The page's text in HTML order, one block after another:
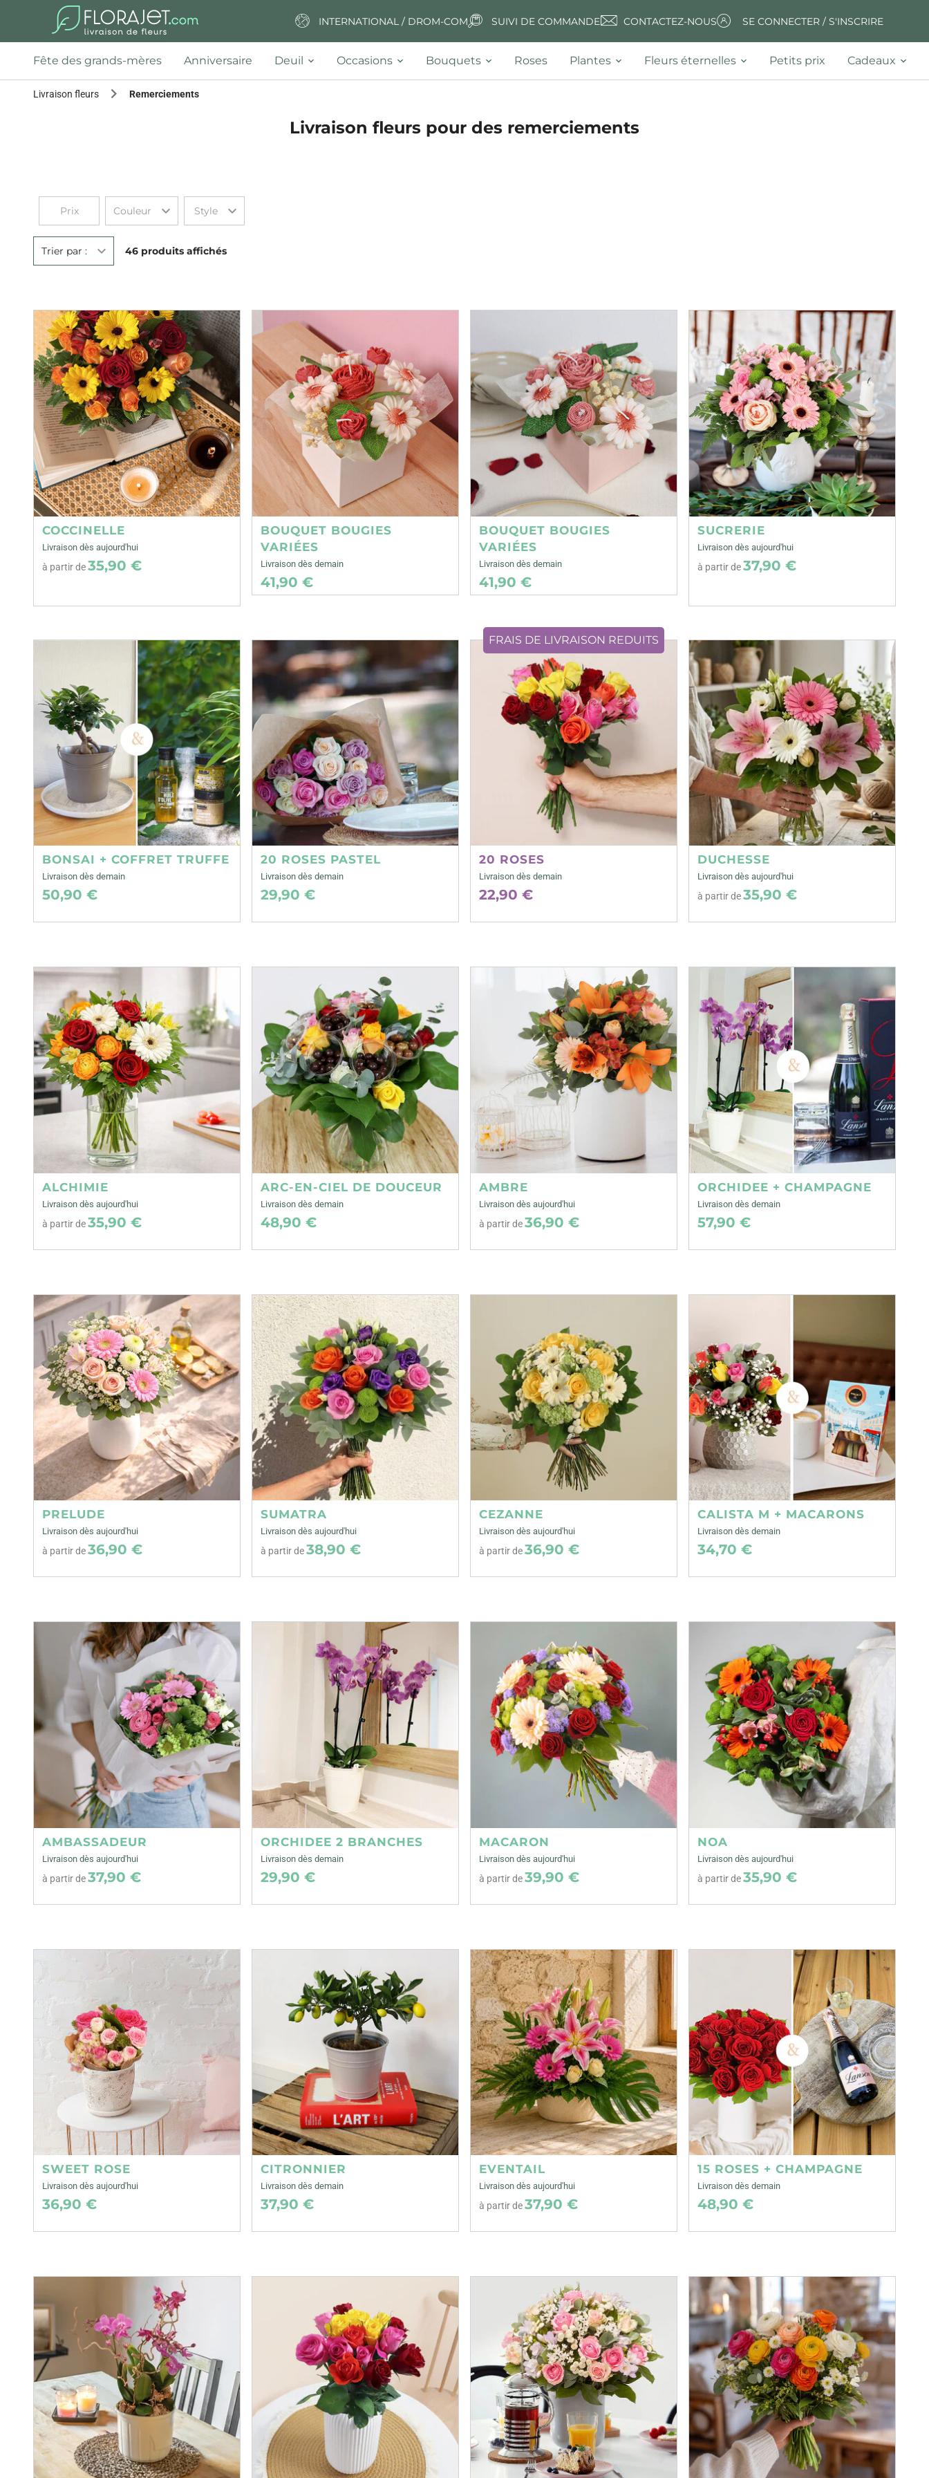
INTERNATIONAL / DROM-COM SUIVI DE COMMANDE CONTACTEZ-NOUS SE CONNECTER / S'INSCRIRE
Fête des grands-mères Anniversaire Deuil Occasions Bouquets Roses Plantes Fleurs éternelles Petits prix Cadeaux
Livraison fleurs Remerciements
Livraison fleurs pour des remerciements
Prix Couleur Style
Trier par : 46 produits affichés
COCCINELLE
Livraison dès aujourd'hui
à partir de35,90 €
BOUQUET BOUGIES
VARIÉES
Livraison dès demain
41,90 €
BOUQUET BOUGIES
VARIÉES
Livraison dès demain
41,90 €
SUCRERIE
Livraison dès aujourd'hui
à partir de37,90 €
BONSAI + COFFRET TRUFFE
Livraison dès demain
50,90 €
20 ROSES PASTEL
Livraison dès demain
29,90 €
FRAIS DE LIVRAISON REDUITS
20 ROSES
Livraison dès demain
22,90 €
DUCHESSE
Livraison dès aujourd'hui
à partir de35,90 €
ALCHIMIE
Livraison dès aujourd'hui
à partir de35,90 €
ARC-EN-CIEL DE DOUCEUR
Livraison dès demain
48,90 €
AMBRE
Livraison dès aujourd'hui
à partir de36,90 €
ORCHIDEE + CHAMPAGNE
Livraison dès demain
57,90 €
PRELUDE
Livraison dès aujourd'hui
à partir de36,90 €
SUMATRA
Livraison dès aujourd'hui
à partir de38,90 €
CEZANNE
Livraison dès aujourd'hui
à partir de36,90 €
CALISTA M + MACARONS
Livraison dès demain
34,70 €
AMBASSADEUR
Livraison dès aujourd'hui
à partir de37,90 €
ORCHIDEE 2 BRANCHES
Livraison dès demain
29,90 €
MACARON
Livraison dès aujourd'hui
à partir de39,90 €
NOA
Livraison dès aujourd'hui
à partir de35,90 €
SWEET ROSE
Livraison dès aujourd'hui
36,90 €
CITRONNIER
Livraison dès demain
37,90 €
EVENTAIL
Livraison dès aujourd'hui
à partir de37,90 €
15 ROSES + CHAMPAGNE
Livraison dès demain
48,90 €